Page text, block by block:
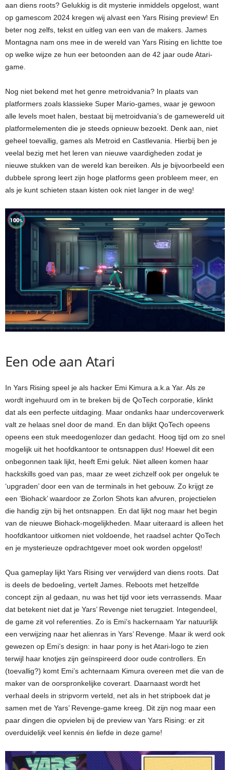
aan diens roots? Gelukkig is dit mysterie inmiddels opgelost, want
op gamescom 2024 kregen wij alvast een Yars Rising preview! En
beter nog zelfs, tekst en uitleg van een van de makers. James
Montagna nam ons mee in de wereld van Yars Rising en lichtte toe
op welke wijze ze hun eer betoonden aan de 42 jaar oude Atari-
game.
Nog niet bekend met het genre metroidvania? In plaats van
platformers zoals klassieke Super Mario-games, waar je gewoon
alle levels moet halen, bestaat bij metroidvania’s de gamewereld uit
platformelementen die je steeds opnieuw bezoekt. Denk aan, niet
geheel toevallig, games als Metroid en Castlevania. Hierbij ben je
veelal bezig met het leren van nieuwe vaardigheden zodat je
nieuwe stukken van de wereld kan bereiken. Als je bijvoorbeeld een
dubbele sprong leert zijn hoge platforms geen probleem meer, en
als je kunt schieten staan kisten ook niet langer in de weg!
Een ode aan Atari
In Yars Rising speel je als hacker Emi Kimura a.k.a Yar. Als ze
wordt ingehuurd om in te breken bij de QoTech corporatie, klinkt
dat als een perfecte uitdaging. Maar ondanks haar undercoverwerk
valt ze helaas snel door de mand. En dan blijkt QoTech opeens
opeens een stuk meedogenlozer dan gedacht. Hoog tijd om zo snel
mogelijk uit het hoofdkantoor te ontsnappen dus! Hoewel dit een
onbegonnen taak lijkt, heeft Emi geluk. Niet alleen komen haar
hackskills goed van pas, maar ze weet zichzelf ook per ongeluk te
‘upgraden’ door een van de terminals in het gebouw. Zo krijgt ze
een ‘Biohack’ waardoor ze Zorlon Shots kan afvuren, projectielen
die handig zijn bij het ontsnappen. En dat lijkt nog maar het begin
van de nieuwe Biohack-mogelijkheden. Maar uiteraard is alleen het
hoofdkantoor uitkomen niet voldoende, het raadsel achter QoTech
en je mysterieuze opdrachtgever moet ook worden opgelost!
Qua gameplay lijkt Yars Rising ver verwijderd van diens roots. Dat
is deels de bedoeling, vertelt James. Reboots met hetzelfde
concept zijn al gedaan, nu was het tijd voor iets verrassends. Maar
dat betekent niet dat je Yars’ Revenge niet terugziet. Integendeel,
de game zit vol referenties. Zo is Emi’s hackernaam Yar natuurlijk
een verwijzing naar het alienras in Yars’ Revenge. Maar ik werd ook
gewezen op Emi’s design: in haar pony is het Atari-logo te zien
terwijl haar knotjes zijn geïnspireerd door oude controllers. En
(toevallig?) komt Emi’s achternaam Kimura overeen met die van de
maker van de oorspronkelijke coverart. Daarnaast wordt het
verhaal deels in stripvorm verteld, net als in het stripboek dat je
samen met de Yars’ Revenge-game kreeg. Dit zijn nog maar een
paar dingen die opvielen bij de preview van Yars Rising: er zit
overduidelijk veel kennis én liefde in deze game!